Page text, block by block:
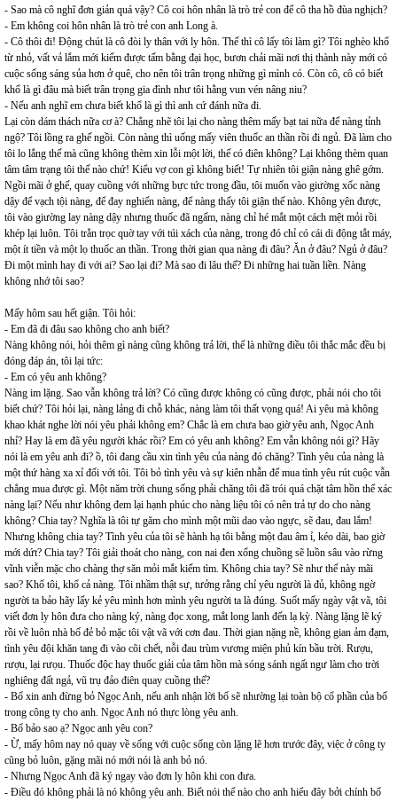
- Sao mà cô nghĩ đơn giản quá vậy? Cô coi hôn nhân là trò trẻ con để cô tha hồ đùa nghịch?
- Em không coi hôn nhân là trò trẻ con anh Long à.
- Cô thôi đi! Động chút là cô đòi ly thân với ly hôn. Thế thì cô lấy tôi làm gì? Tôi nghèo khổ
từ nhỏ, vất vả lắm mới kiếm được tấm bằng đại học, bươn chải mãi nơi thị thành này mới có
cuộc sống sáng sủa hơn ở quê, cho nên tôi trân trọng những gì mình có. Còn cô, cô có biết
khổ là gì đâu mà biết trân trọng gia đình như tôi hằng vun vén nâng niu?
- Nếu anh nghĩ em chưa biết khổ là gì thì anh cứ đánh nữa đi.
Lại còn dám thách nữa cơ à? Chẳng nhẽ tôi lại cho nàng thêm mấy bạt tai nữa để nàng tỉnh
ngộ? Tôi lồng ra ghế ngồi. Còn nàng thì uống mấy viên thuốc an thần rồi đi ngủ. Đã làm cho
tôi lo lắng thế mà cũng không thèm xin lỗi một lời, thế có điên không? Lại không thèm quan
tâm tâm trạng tôi thế nào chứ! Kiểu vợ con gì không biết! Tự nhiên tôi giận nàng ghê gớm.
Ngồi mãi ở ghế, quay cuồng với những bực tức trong đầu, tôi muốn vào giường xốc nàng
dậy để vạch tội nàng, để đay nghiến nàng, để nàng thấy tôi giận thế nào. Không yên được,
tôi vào giường lay nàng dậy nhưng thuốc đã ngấm, nàng chỉ hé mắt một cách mệt mỏi rồi
khép lại luôn. Tôi trằn trọc quờ tay với túi xách của nàng, trong đó chỉ có cái di động tắt máy,
một ít tiền và một lọ thuốc an thần. Trong thời gian qua nàng đi đâu? Ăn ở đâu? Ngủ ở đâu?
Đi một mình hay đi với ai? Sao lại đi? Mà sao đi lâu thế? Đi những hai tuần liền. Nàng
không nhớ tôi sao?
Mấy hôm sau hết giận. Tôi hỏi:
- Em đã đi đâu sao không cho anh biết?
Nàng không nói, hỏi thêm gì nàng cũng không trả lời, thế là những điều tôi thắc mắc đều bị
đóng đáp án, tôi lại tức:
- Em có yêu anh không?
Nàng im lặng. Sao vẫn không trả lời? Có cũng được không có cũng được, phải nói cho tôi
biết chứ? Tôi hỏi lại, nàng lảng đi chỗ khác, nàng làm tôi thất vọng quá! Ai yêu mà không
khao khát nghe lời nói yêu phải không em? Chắc là em chưa bao giờ yêu anh, Ngọc Anh
nhỉ? Hay là em đã yêu người khác rồi? Em có yêu anh không? Em vẫn không nói gì? Hãy
nói là em yêu anh đi? ồ, tôi đang cầu xin tình yêu của nàng đó chăng? Tình yêu của nàng là
một thứ hàng xa xỉ đối với tôi. Tôi bỏ tình yêu và sự kiên nhẫn để mua tình yêu rút cuộc vẫn
chẳng mua được gì. Một năm trời chung sống phải chăng tôi đã trói quá chặt tâm hồn thể xác
nàng lại? Nếu như không đem lại hạnh phúc cho nàng liệu tôi có nên trả tự do cho nàng
không? Chia tay? Nghĩa là tôi tự găm cho mình một mũi dao vào ngực, sẽ đau, đau lắm!
Nhưng không chia tay? Tình yêu của tôi sẽ hành hạ tôi bằng một đau âm ỉ, kéo dài, bao giờ
mới dứt? Chia tay? Tôi giải thoát cho nàng, con nai đen xổng chuồng sẽ luồn sâu vào rừng
vĩnh viễn mặc cho chàng thợ săn mỏi mắt kiếm tìm. Không chia tay? Sẽ như thế này mãi
sao? Khổ tôi, khổ cả nàng. Tôi nhầm thật sự, tưởng rằng chỉ yêu người là đủ, không ngờ
người ta bảo hãy lấy kẻ yêu mình hơn mình yêu người ta là đúng. Suốt mấy ngày vật vã, tôi
viết đơn ly hôn đưa cho nàng ký, nàng đọc xong, mắt long lanh đến lạ kỳ. Nàng lặng lẽ ký
rồi về luôn nhà bố đẻ bỏ mặc tôi vật vã với cơn đau. Thời gian nặng nề, không gian ảm đạm,
tình yêu đội khăn tang đi vào cõi chết, nỗi đau trùm vương miện phủ kín bầu trời. Rượu,
rượu, lại rưọu. Thuốc độc hay thuốc giải của tâm hồn mà sóng sánh ngất ngư làm cho trời
nghiêng đất ngả, vũ trụ đảo điên quay cuồng thế?
- Bố xin anh đừng bỏ Ngọc Anh, nếu anh nhận lời bố sẽ nhường lại toàn bộ cổ phần của bố
trong công ty cho anh. Ngọc Anh nó thực lòng yêu anh.
- Bố bảo sao ạ? Ngọc anh yêu con?
- Ừ, mấy hôm nay nó quay về sống với cuộc sống còn lặng lẽ hơn trước đây, việc ở công ty
cũng bỏ luôn, gặng mãi nó mới nói là anh bỏ nó.
- Nhưng Ngọc Anh đã ký ngay vào đơn ly hôn khi con đưa.
- Điều đó không phải là nó không yêu anh. Biết nói thế nào cho anh hiểu đây bởi chính bố